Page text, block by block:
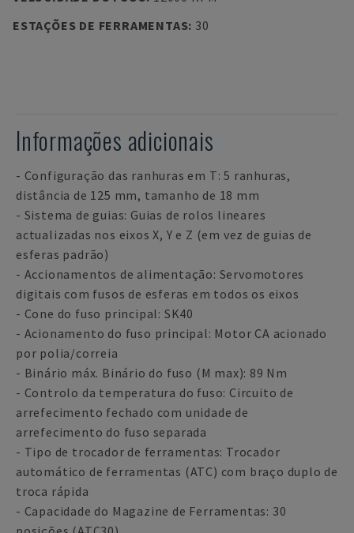
ESTAÇÕES DE FERRAMENTAS: 30
Informações adicionais
- Configuração das ranhuras em T: 5 ranhuras,
distância de 125 mm, tamanho de 18 mm
- Sistema de guias: Guias de rolos lineares
actualizadas nos eixos X, Y e Z (em vez de guias de
esferas padrão)
- Accionamentos de alimentação: Servomotores
digitais com fusos de esferas em todos os eixos
- Cone do fuso principal: SK40
- Acionamento do fuso principal: Motor CA acionado
por polia/correia
- Binário máx. Binário do fuso (M max): 89 Nm
- Controlo da temperatura do fuso: Circuito de
arrefecimento fechado com unidade de
arrefecimento do fuso separada
- Tipo de trocador de ferramentas: Trocador
automático de ferramentas (ATC) com braço duplo de
troca rápida
- Capacidade do Magazine de Ferramentas: 30